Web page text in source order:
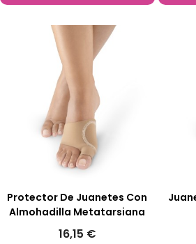
Protector De Juanetes Con
Almohadilla Metatarsiana
16,15 €